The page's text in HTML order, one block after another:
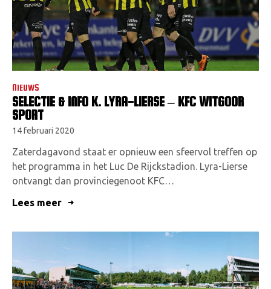
NIEUWS
SELECTIE & INFO K. LYRA-LIERSE – KFC WITGOOR
SPORT
14 februari 2020
Zaterdagavond staat er opnieuw een sfeervol treffen op
het programma in het Luc De Rijckstadion. Lyra-Lierse
ontvangt dan provinciegenoot KFC…
Lees meer